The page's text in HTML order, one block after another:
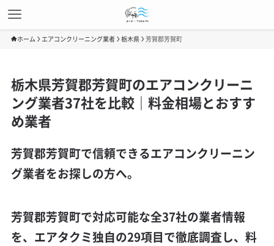
ホーム エアコンクリーニング業者 栃木県 芳賀郡芳賀町
栃木県芳賀郡芳賀町のエアコンクリーニ
ング業者37社を比較｜料金相場とおすす
め業者
芳賀郡芳賀町で信頼できるエアコンクリーニン
グ業者をお探しの方へ。
芳賀郡芳賀町で対応可能な全37社の業者情報
を、エアタクミ独自の29項目で徹底調査し、料